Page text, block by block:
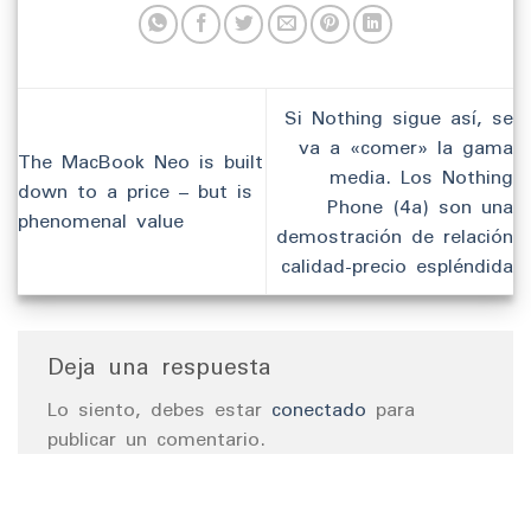
The MacBook Neo is built
down to a price – but is
phenomenal value
Si Nothing sigue así, se
va a «comer» la gama
media. Los Nothing
Phone (4a) son una
demostración de relación
calidad-precio espléndida
Deja una respuesta
Lo siento, debes estar conectado para
publicar un comentario.